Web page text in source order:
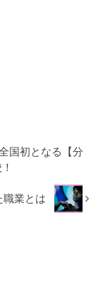
国初となる【分
職業とは